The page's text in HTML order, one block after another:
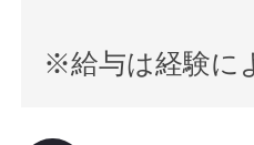
※給与は経験に